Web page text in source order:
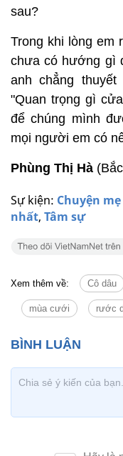
Sự kiện: Chuyện
nhất, Tâm sự
sau?
Trong khi lòng em
chưa có hướng gì
anh chẳng
"Quan trọng gì
để chúng mình
mọi người em có
Phùng Thị Hà
Xem thêm về: Cô dâu
mùa cưới rước